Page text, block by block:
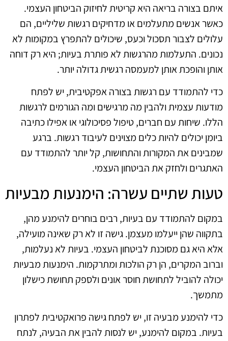
איתם בצורה בריאה היא קריטית לחיזוק הביטחון העצמי.
כאשר אנשים מתעלמים או מדחיקים רגשות שליליים, הם
עלולים לצבור תסכול וכעס, שיכולים להתפרץ במקומות לא
נכונים. התעלמות מהרגשות לא פותרת בעיות; היא רק דוחה
אותן והופכת אותן למעמסה רגשית גדולה יותר.
כדי להתמודד עם רגשות בצורה אפקטיבית, יש לפתח
מודעות עצמית ולהבין מה מרגישים ומה הגורמים לרגשות
הללו. שיחות עם חברים, טיפול פסיכולוגי או אפילו כתיבה
ביומן יכולים להיות כלים מצוינים לעיבוד רגשות. ברגע
שמבינים את המקורות והתחושות, קל יותר להתמודד עם
האתגרים ולחזק את הביטחון העצמי.
טעות שתיים עשרה: הימנעות מבעיות
במקום להתמודד עם בעיות, רבים בוחרים להימנע מהן,
בתקווה שהן ייעלמו מעצמן. גישה זו לא רק שאינה מועילה,
אלא היא גם מסוכנת לביטחון העצמי. בעיות לא נעלמות,
וברוב המקרים, הן רק הולכות ומתרקמות. הימנעות מבעיות
יכולה להוביל לתחושת חוסר אונים ולספק תחושת כישלון
מתמשך.
כדי להימנע מבעיה זו, יש לפתח גישה פרואקטיבית לפתרון
בעיות. במקום להימנע, יש לנסות להבין את הבעיה, לנתח